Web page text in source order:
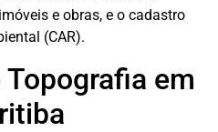
e obras, e o cadastro
(CAR).
em